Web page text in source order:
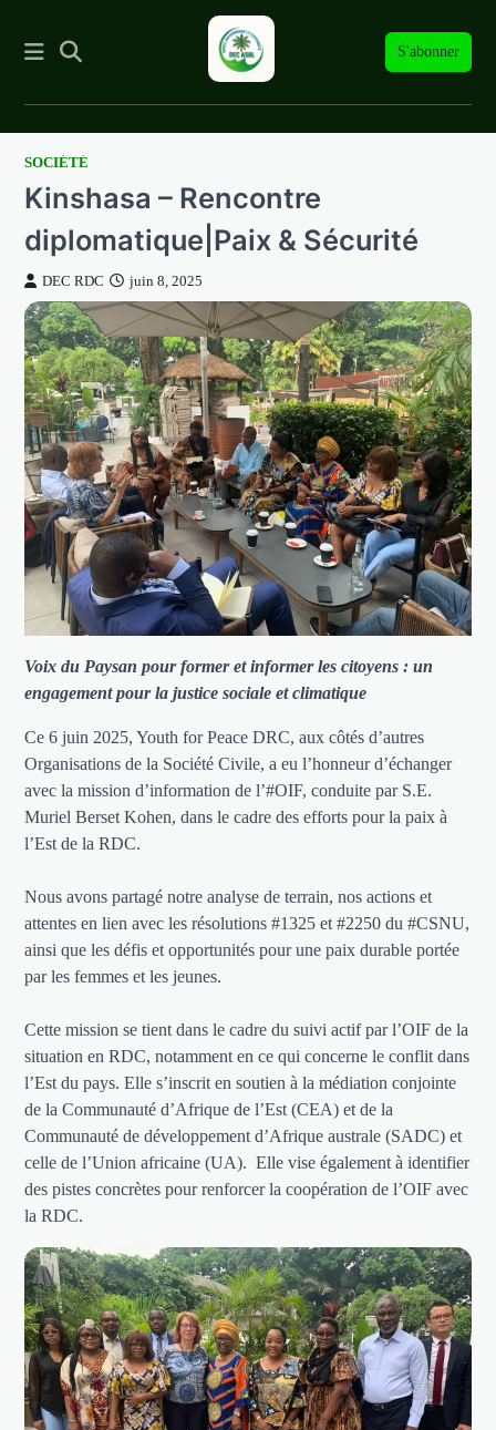
S'abonner
SkipSOCIÉTÉ
Kinshasa – Rencontre
diplomatique|Paix & Sécurité
DEC RDC juin 8, 2025
Voix du Paysan pour former et informer les citoyens : un
engagement pour la justice sociale et climatique
Ce 6 juin 2025, Youth for Peace DRC, aux côtés d’autres
Organisations de la Société Civile, a eu l’honneur d’échanger
avec la mission d’information de l’#OIF, conduite par S.E.
Muriel Berset Kohen, dans le cadre des efforts pour la paix à
l’Est de la RDC.
Nous avons partagé notre analyse de terrain, nos actions et
attentes en lien avec les résolutions #1325 et #2250 du #CSNU,
ainsi que les défis et opportunités pour une paix durable portée
par les femmes et les jeunes.
Cette mission se tient dans le cadre du suivi actif par l’OIF de la
situation en RDC, notamment en ce qui concerne le conflit dans
l’Est du pays. Elle s’inscrit en soutien à la médiation conjointe
de la Communauté d’Afrique de l’Est (CEA) et de la
Communauté de développement d’Afrique australe (SADC) et
celle de l’Union africaine (UA). Elle vise également à identifier
des pistes concrètes pour renforcer la coopération de l’OIF avec
la RDC.